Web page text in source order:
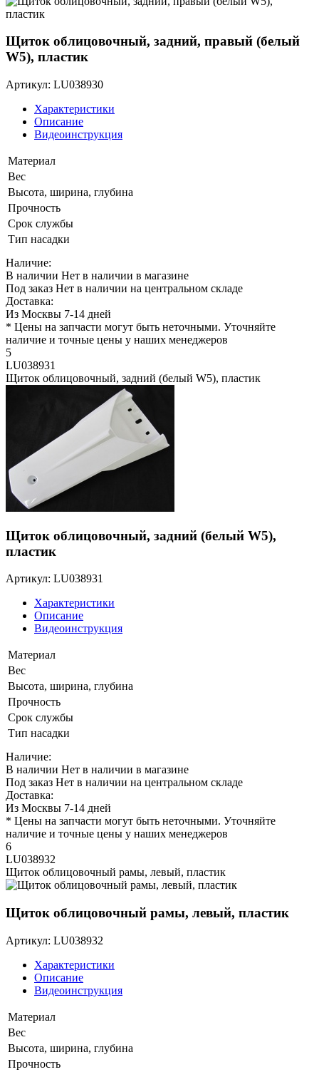
Щиток облицовочный, задний, правый (белый
W5), пластик
Артикул: LU038930
Характеристики
Описание
Видеоинструкция
Материал
Вес
Высота, ширина, глубина
Прочность
Срок службы
Тип насадки
Наличие:
В наличии Нет в наличии в магазине
Под заказ Нет в наличии на центральном складе
Доставка:
Из Москвы 7-14 дней
* Цены на запчасти могут быть неточными. Уточняйте
наличие и точные цены у наших менеджеров
5
LU038931
Щиток облицовочный, задний (белый W5), пластик
Щиток облицовочный, задний (белый W5),
пластик
Артикул: LU038931
Характеристики
Описание
Видеоинструкция
Материал
Вес
Высота, ширина, глубина
Прочность
Срок службы
Тип насадки
Наличие:
В наличии Нет в наличии в магазине
Под заказ Нет в наличии на центральном складе
Доставка:
Из Москвы 7-14 дней
* Цены на запчасти могут быть неточными. Уточняйте
наличие и точные цены у наших менеджеров
6
LU038932
Щиток облицовочный рамы, левый, пластик
Щиток облицовочный рамы, левый, пластик
Артикул: LU038932
Характеристики
Описание
Видеоинструкция
Материал
Вес
Высота, ширина, глубина
Прочность